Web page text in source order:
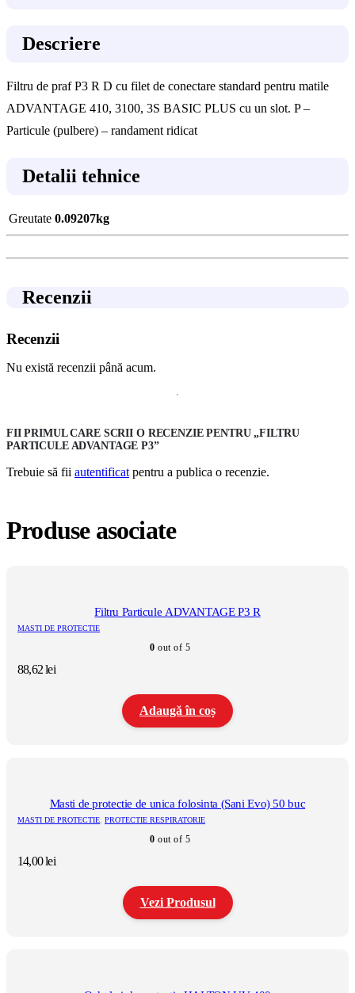
Descriere
Filtru de praf P3 R D cu filet de conectare standard pentru matile
ADVANTAGE 410, 3100, 3S BASIC PLUS cu un slot. P –
Particule (pulbere) – randament ridicat
Detalii tehnice
Greutate 0.09207kg
Recenzii
Recenzii
Nu există recenzii până acum.
FII PRIMUL CARE SCRII O RECENZIE PENTRU „FILTRU
PARTICULE ADVANTAGE P3”
Trebuie să fii autentificat pentru a publica o recenzie.
Produse asociate
Filtru Particule ADVANTAGE P3 R
MASTI DE PROTECTIE
0 out of 5
88,62lei
Adaugă în coș
Masti de protectie de unica folosinta (Sani Evo) 50 buc
MASTI DE PROTECTIE, PROTECTIE RESPIRATORIE
0 out of 5
14,00lei
Vezi Produsul